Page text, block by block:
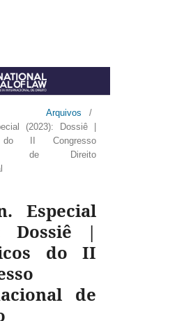
Arquivos
/
(2023): Dossiê |
do II Congresso
de Direito
Especial
Dossiê |
do II
de